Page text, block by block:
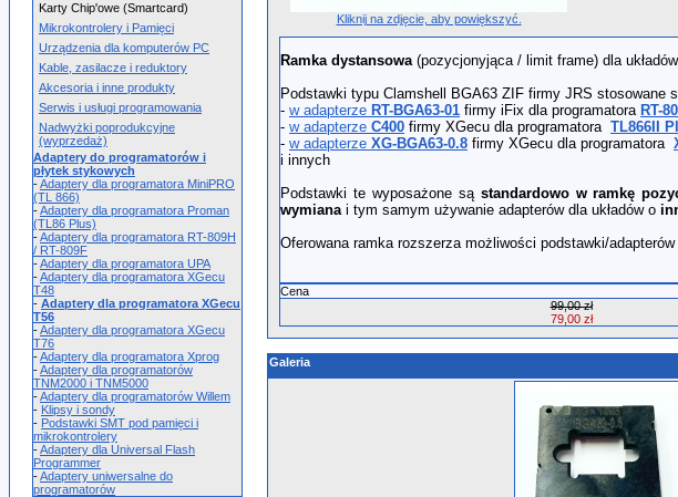
Karty Chip'owe (Smartcard)
Mikrokontrolery i Pamięci
Urządzenia dla komputerów PC
Kable, zasilacze i reduktory
Akcesoria i inne produkty
Serwis i usługi programowania
Nadwyżki poprodukcyjne
(wyprzedaż)
Adaptery do programatorów i
płytek stykowych
-Adaptery dla programatora MiniPRO
(TL 866)
-Adaptery dla programatora Proman
(TL86 Plus)
-Adaptery dla programatora RT-809H
/ RT-809F
-Adaptery dla programatora UPA
-Adaptery dla programatora XGecu
T48
- Adaptery dla programatora XGecu
T56
-Adaptery dla programatora XGecu
T76
-Adaptery dla programatora Xprog
-Adaptery dla programatorów
TNM2000 i TNM5000
-Adaptery dla programatorów Willem
- Klipsy i sondy
- Podstawki SMT pod pamięci i
mikrokontrolery
-Adaptery dla Universal Flash
Programmer
-Adaptery uniwersalne do
programatorów
Kliknij na zdjęcie, aby powiększyć.
Ramka dystansowa(pozycjonyjąca / limit frame) dla
Podstawki typu Clamshell BGA63 ZIF firmy JRS stosowane
- w adapterze RT-BGA63-01 firmy iFix dla programatora RT-
- w adapterze C400 firmy XGecu dla programatora TL866II
- w adapterze XG-BGA63-0.8 firmy XGecu dla programatora
i innych
Podstawki te wyposażone są standardowo w ramkę
wymianai tym samym używanie adapterów dla układów o
Oferowana ramka rozszerza możliwości podstawki/adapterów
Cena
99,00 zł
79,00 zł
Galeria